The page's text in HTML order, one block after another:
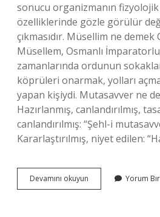
sonucu organizmanın
özelliklerinde gözle görülür
çıkmasıdır. Müsellim ne demek
Müsellem, Osmanlı
zamanlarında ordunun
köprüleri onarmak, yolları
yapan kişiydi. Mutasavver ne
Hazırlanmış, canlandırılmış,
canlandırılmış: “Şehl-i
Kararlaştırılmış, niyet edilen:
Devamını okuyun
Ne
Yorum